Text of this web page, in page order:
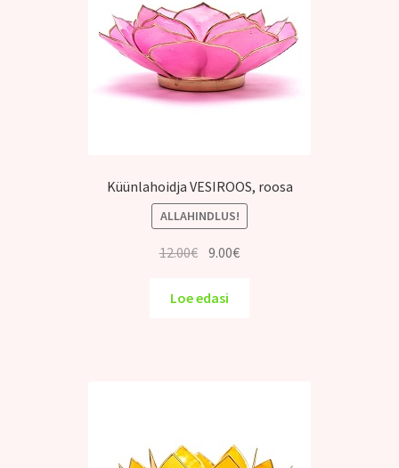
Küünlahoidja VESIROOS, roosa
ALLAHINDLUS!
12.00€ Algne
oli:
9.00€Praegune
Loe edasi